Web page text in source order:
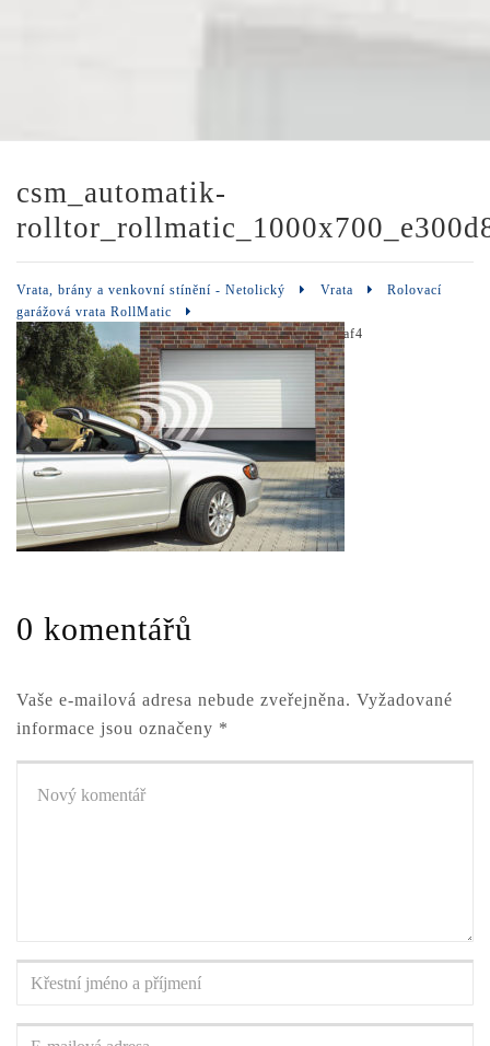
csm_automatik-
Vrata, brány a venkovní stínění - Netolický Vrata
Rolovací
garážová vrata RollMatic
csm_automatik-rolltor_rollmatic_1000x700_e300d8aaf4
0 komentářů
Vaše e-mailová adresa nebude zveřejněna. Vyžadované
informace jsou označeny *
komentář*
Křestní
a